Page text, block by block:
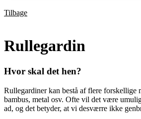
Tilbage
Rullegardin
Hvor skal det hen?
Rullegardiner kan bestå af flere forskellige
bambus, metal osv. Ofte vil det være
ad, og det betyder, at vi desværre ikke